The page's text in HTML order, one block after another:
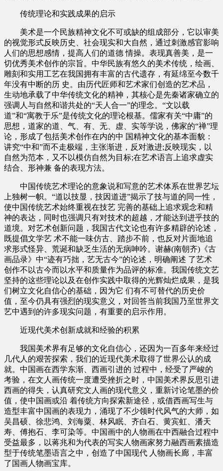
传统理论和实践成果的启示
美术是一个民族精神文化不可或缺的组成部分，它以审美
的视觉形式反映历史、社会现实和大自然，通过刺激感官影响
人们的思想感情，提高人们的道德 情操。表现真善美，是一
切优秀美术创作的宗旨。中华民族有悠久的美术传统，绘画、
雕刻和实用工艺在我国拥有丰富的古代遗存，有延绵至今数千
年没有中断的历 史。由历代匠师和艺术家们创造的艺术品，
生动地承载了中华传统文化的精神，其核心是先秦诸家确立的
强调人与自然和谐共处的“天人合一”的理念。“文以载
道”和“寓教于乐”是传统文化的理论根基。儒家有关“中庸”的
思想，道家的道、气、有、无、虚、实等学说，佛家的“禅”理
论，形成了包括美术创作在内的中 国精神文化的基本面貌：
讲究“中和”而不走极端，主张渐进，反对激进;反映现实，以
自然为范本，又不以模仿自然为目标;在艺术语言上追求虚实
结合、形神兼 备的表现方法。
中国传统艺术理论的意象说和写意的艺术体系在世界艺坛
上独树一帜。“道以技显，技因道进”揭示了技与道的同一性，
使中国传统艺术始终重视在技艺 完善的基础上追求观念和精
神的表达，同时也强调只有对技术的超越，才能达到进乎技的
道境。对艺术创新问题，我国古代文论也有许多精辟的论述，
既提倡文学艺 术不能一味仿古、踏步不前，也反对片面地追
求形式怪异、荒诞和缺乏生活的无病呻吟。谢赫(南朝齐)《古
画品录》中“迹有巧拙，艺无古今”的论述，明确阐述 了艺术
创作不以古今而以水平和质量作为品评的标准。我国传统文艺
坚持的这些理论以及在创作实践中取得的光辉灿烂成果，是我
们树立文化自信心的基础，因为它 们有不可替代的历史价
值，至今仍具有强烈的现实意义，对回答当前我国乃至世界文
艺中遇到的许多现实问题，有重要的启示作用。
近现代美术创新成就和经验的积累
我国美术界有足够的文化自信心，还因为一百多年来经过
几代人的艰苦探索，我们的近现代美术取得了世界公认的成
就。中国画在西学东渐、西画引进的 过程中，经受了严峻的
考验，在文人画传统一度遭受挫折之时，中国美术界反思引进
西画的得失，认真研究文人画的现代意义，重新讨论笔墨的价
值，使中国画或沿 着传统方向探索新途径，或借西画写生与
造型丰富中国画的表现力，涌现了不少领时代风气的大师，如
吴昌硕、徐悲鸿、刘海粟、林风眠、齐白石、黄宾虹、潘天
寿、傅抱石、李可染等。中国画中的人物画在中西融合过程中
受益最多，以蒋兆和为代表的写实人物画家努力融西画素描造
型于传统笔墨语言之中，创造了中国现代 人物画长廊，丰富
了国画人物画宝库。